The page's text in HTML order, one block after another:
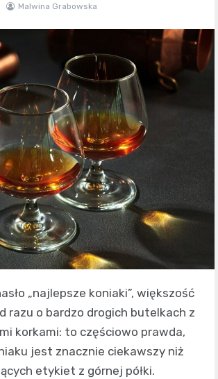
Malwina Grabowska
„najlepsze koniaki”, większość
razu o bardzo drogich butelkach z
korkami: to częściowo prawda,
jest znacznie ciekawszy niż
etykiet z górnej półki.